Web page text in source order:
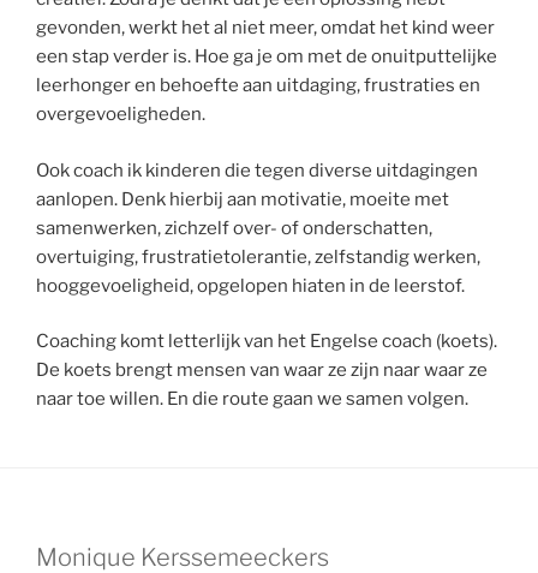
gevonden, werkt het al niet meer, omdat het kind weer
een stap verder is. Hoe ga je om met de onuitputtelijke
leerhonger en behoefte aan uitdaging, frustraties en
overgevoeligheden.
Ook coach ik kinderen die tegen diverse uitdagingen
aanlopen. Denk hierbij aan motivatie, moeite met
samenwerken, zichzelf over- of onderschatten,
overtuiging, frustratietolerantie, zelfstandig werken,
hooggevoeligheid, opgelopen hiaten in de leerstof.
Coaching komt letterlijk van het Engelse coach (koets).
De koets brengt mensen van waar ze zijn naar waar ze
naar toe willen. En die route gaan we samen volgen.
Monique Kerssemeeckers